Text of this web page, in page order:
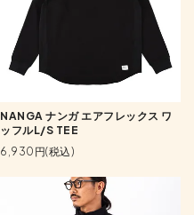
NANGA ナンガ エアフレックス ワ
ッフルL/S TEE
6,930円(税込)